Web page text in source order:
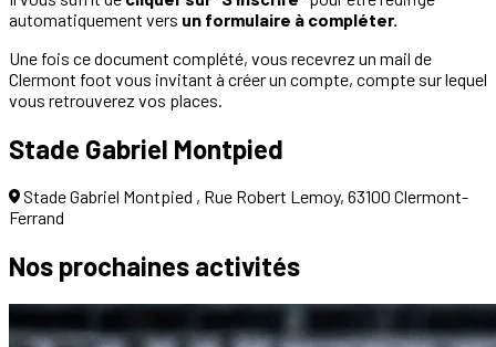
automatiquement vers un formulaire à compléter.
Une fois ce document complété, vous recevrez un mail de
Clermont foot vous invitant à créer un compte, compte sur lequel
vous retrouverez vos places.
Stade Gabriel Montpied
Stade Gabriel Montpied , Rue Robert Lemoy, 63100 Clermont-
Ferrand
Nos prochaines activités